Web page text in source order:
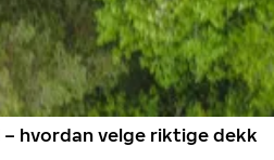
hvordan velge riktige dekk